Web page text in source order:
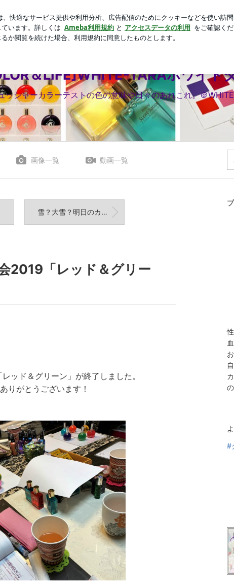
＆LIFE]WHITE-TARAホワイトターラ
手な嫉妬 ログイ
＆LIFE]WHITE-TARAホワイト
ッシャーカラーテストの色の意味や日々のあれこれ。＠
画像一覧 動画一覧
雪？大雪？明日のカラーセラピスト勉強会につきまして
2019「レッド＆グリー
ッド＆グリーン」が終了しました。
りがとうございます！
#